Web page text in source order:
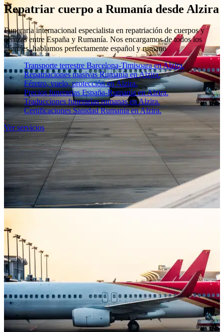
Repatriar cuerpo a Rumanía desde Alzira
Funeraria internacional especialista en repatriación de cuerpos y
cenizas entre España y Rumanía. Nos encargamos de todos los
trámites, hablamos perfectamente español y rumano
Transporte terrestre Barcelona-Timisoara en Alzira.
Repatriaciones masivas Rumanía en Alzira.
Féretro, vuelo, protección en Alzira.
Precios funerarias España-Rumanía en Alzira.
Traducciones funerarias rumanas en Alzira.
Certificaciones Sanidad Rumanía en Alzira.
Ver servicios